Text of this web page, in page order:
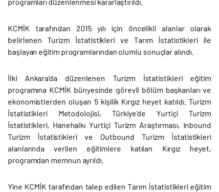
KCMİK tarafından 2015 yılı için öncelikli alanlar olarak
belirlenen Turizm İstatistikleri ve Tarım İstatistikleri ile
başlayan eğitim programlarından olumlu sonuçlar alındı.
İlki Ankara’da düzenlenen Turizm İstatistikleri eğitim
programına KCMİK bünyesinde görevli bölüm başkanları ve
ekonomistlerden oluşan 5 kişilik Kırgız heyet katıldı. Turizm
İstatistikleri Metodolojisi, Türkiye’de Yurtiçi Turizm
İstatistikleri, Hanehalkı Yurtiçi Turizm Araştırması, Inbound
Turizm İstatistikleri ve Outbound Turizm İstatistikleri
alanlarında verilen eğitimlere katılan Kırgız heyet,
programdan memnun ayrıldı.
Yine KCMİK tarafından talep edilen Tarım İstatistikleri eğitim